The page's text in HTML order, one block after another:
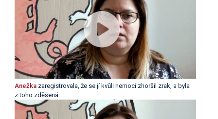
Anežka zaregistrovala, že se jí kvůli nemoci zhoršil zrak, a byla
z toho zděšená.